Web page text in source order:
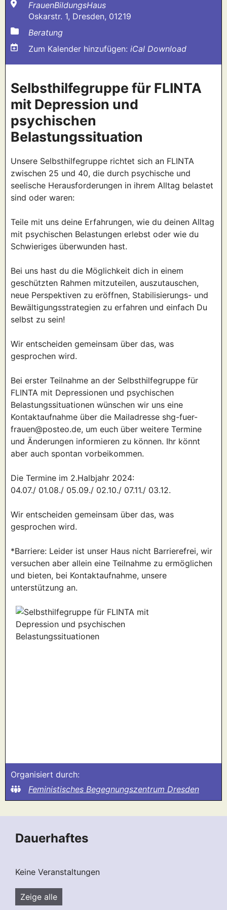
FrauenBildungsHaus
Oskarstr. 1, Dresden, 01219
Beratung
Zum Kalender hinzufügen: iCal Download
Selbsthilfegruppe für FLINTA
mit Depression und
psychischen
Belastungssituation
Unsere Selbsthilfegruppe richtet sich an FLINTA
zwischen 25 und 40, die durch psychische und
seelische Herausforderungen in ihrem Alltag belastet
sind oder waren:
Teile mit uns deine Erfahrungen, wie du deinen Alltag
mit psychischen Belastungen erlebst oder wie du
Schwieriges überwunden hast.
Bei uns hast du die Möglichkeit dich in einem
geschützten Rahmen mitzuteilen, auszutauschen,
neue Perspektiven zu eröffnen, Stabilisierungs- und
Bewältigungsstrategien zu erfahren und einfach Du
selbst zu sein!
Wir entscheiden gemeinsam über das, was
gesprochen wird.
Bei erster Teilnahme an der Selbsthilfegruppe für
FLINTA mit Depressionen und psychischen
Belastungssituationen wünschen wir uns eine
Kontaktaufnahme über die Mailadresse shg-fuer-
frauen@posteo.de, um euch über weitere Termine
und Änderungen informieren zu können. Ihr könnt
aber auch spontan vorbeikommen.
Die Termine im 2.Halbjahr 2024:
04.07./ 01.08./ 05.09./ 02.10./ 07.11./ 03.12.
Wir entscheiden gemeinsam über das, was
gesprochen wird.
*Barriere: Leider ist unser Haus nicht Barrierefrei, wir
versuchen aber allein eine Teilnahme zu ermöglichen
und bieten, bei Kontaktaufnahme, unsere
unterstützung an.
Organisiert durch:
Feministisches Begegnungszentrum Dresden
Dauerhaftes
Keine Veranstaltungen
Zeige alle